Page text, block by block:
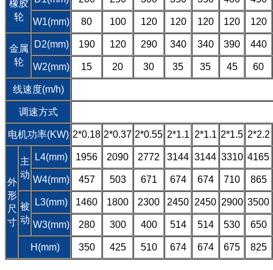
橡胶
轮
W1(mm) 80 100 120 120 120 120 120
金属
轮
D2(mm) 190 120 290 340 340 390 440
W2(mm) 15 20 30 35 35 45 60
线速度(m/h)
调速方式
电机功率(KW) 2*0.18 2*0.37 2*0.55 2*1.1 2*1.1 2*1.5 2*2.2
外
形
尺
寸
主
动
L4(mm) 1956 2090 2772 3144 3144 3310 4165
W4(mm) 457 503 671 674 674 710 865
被
动
L3(mm) 1460 1800 2300 2450 2450 2900 3500
W3(mm) 280 300 400 514 514 530 650
H(mm) 350 425 510 674 674 675 825